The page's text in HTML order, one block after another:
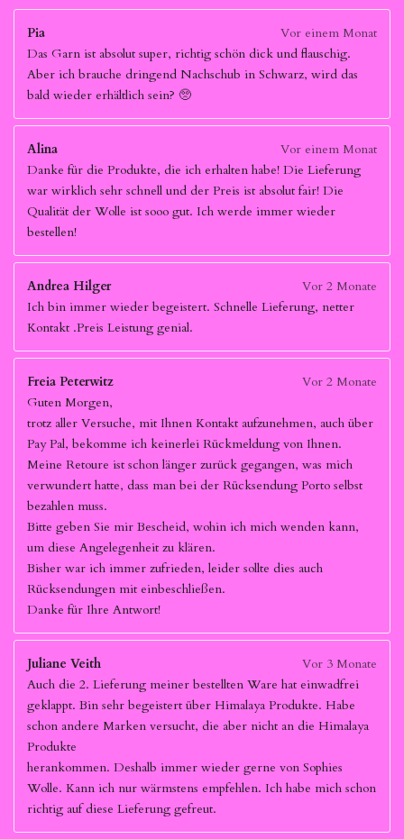
Pia
Vor einem Monat
Das Garn ist absolut super, richtig schön dick und flauschig.
Aber ich brauche dringend Nachschub in Schwarz, wird das
bald wieder erhältlich sein? 🥺
Alina
Vor einem Monat
Danke für die Produkte, die ich erhalten habe! Die Lieferung
war wirklich sehr schnell und der Preis ist absolut fair! Die
Qualität der Wolle ist sooo gut. Ich werde immer wieder
bestellen!
Andrea Hilger
Vor 2 Monate
Ich bin immer wieder begeistert. Schnelle Lieferung, netter
Kontakt .Preis Leistung genial.
Freia Peterwitz
Vor 2 Monate
Guten Morgen,
trotz aller Versuche, mit Ihnen Kontakt aufzunehmen, auch über
Pay Pal, bekomme ich keinerlei Rückmeldung von Ihnen.
Meine Retoure ist schon länger zurück gegangen, was mich
verwundert hatte, dass man bei der Rücksendung Porto selbst
bezahlen muss.
Bitte geben Sie mir Bescheid, wohin ich mich wenden kann,
um diese Angelegenheit zu klären.
Bisher war ich immer zufrieden, leider sollte dies auch
Rücksendungen mit einbeschließen.
Danke für Ihre Antwort!
Juliane Veith
Vor 3 Monate
Auch die 2. Lieferung meiner bestellten Ware hat einwadfrei
geklappt. Bin sehr begeistert über Himalaya Produkte. Habe
schon andere Marken versucht, die aber nicht an die Himalaya
Produkte
herankommen. Deshalb immer wieder gerne von Sophies
Wolle. Kann ich nur wärmstens empfehlen. Ich habe mich schon
richtig auf diese Lieferung gefreut.